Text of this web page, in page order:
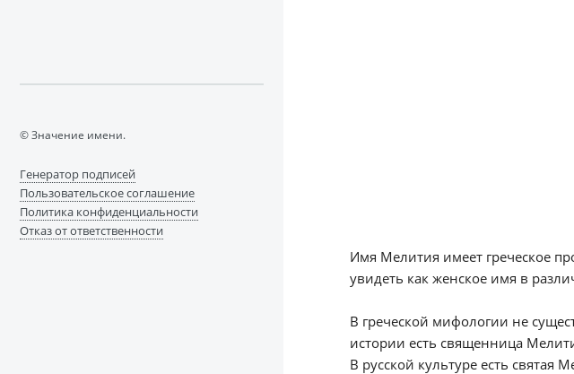
Имя Мелития имеет греческое
увидеть как женское имя в
В греческой мифологии не
истории есть священница
В русской культуре есть
© Значение имени.
Генератор подписей
Пользовательское соглашение
Политика конфиденциальности
Отказ от ответственности